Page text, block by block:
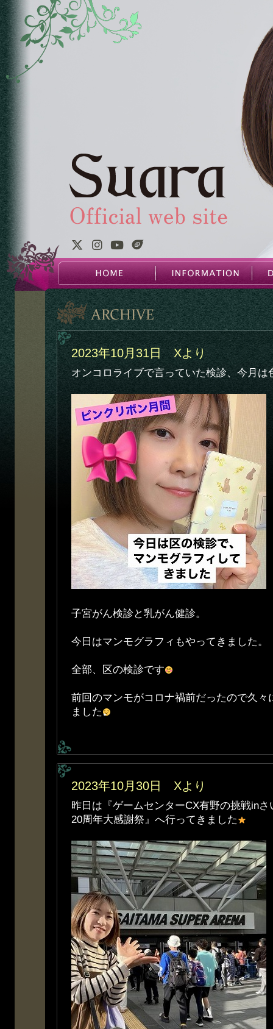
2023年10月31日 Xより
オンコロライブで言っていた検診、今月は
子宮がん検診と乳がん健診。
今日はマンモグラフィもやってきました。
全部、区の検診です
前回のマンモがコロナ禍前だったので久々
ました
2023年10月30日 Xより
昨日は『ゲームセンターCX有野の挑戦in
20周年大感謝祭』へ行ってきました